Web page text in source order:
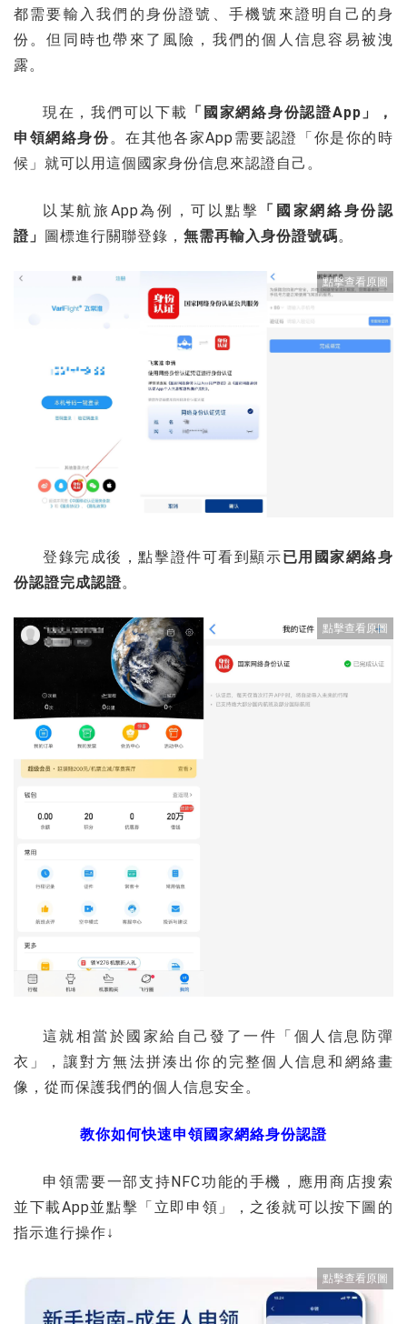
都需要輸入我們的身份證號、手機號來證明自己的身
份。但同時也帶來了風險，我們的個人信息容易被洩
露。
現在，我們可以下載 「國家網絡身份認證App」，
申領網絡身份。在其他各家App需要認證「你是你的時
候」就可以用這個國家身份信息來認證自己。
以某航旅App為例，可以點擊 「國家網絡身份認
證」
圖標進行關聯登錄， 無需再輸入身份證號碼。
登錄完成後，點擊證件可看到顯示已用國家網絡身
份認證完成認證。
這就相當於國家給自己發了一件「個人信息防彈
衣」，讓對方無法拼湊出你的完整個人信息和網絡畫
像，從而保護我們的個人信息安全。
教你如何快速申領國家網絡身份認證
申領需要一部支持NFC功能的手機，應用商店搜索
並下載App並點擊「立即申領」，之後就可以按下圖的
指示進行操作↓